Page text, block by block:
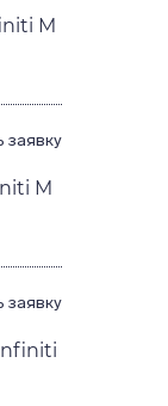
M
заявку
M
заявку